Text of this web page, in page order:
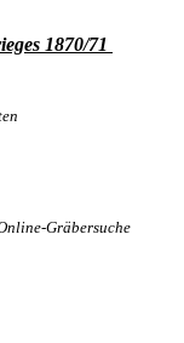
1870/71
Gräbersuche